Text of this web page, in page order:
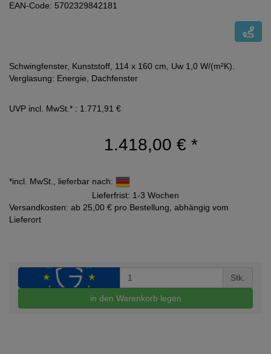
EAN-Code: 5702329842181
Schwingfenster, Kunststoff, 114 x 160 cm, Uw 1,0 W/(m²K).
Verglasung: Energie, Dachfenster
UVP incl. MwSt.* : 1.771,91 €
1.418,00 € *
*incl. MwSt., lieferbar nach:
Lieferfrist: 1-3 Wochen
Versandkosten: ab 25,00 € pro Bestellung, abhängig vom
Lieferort
Stk.
in den Warenkorb legen